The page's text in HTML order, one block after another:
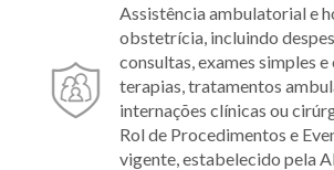
Assistência ambulatorial e
obstetrícia, incluindo
consultas, exames simples e
terapias, tratamentos
internações clínicas ou
Rol de Procedimentos e
vigente, estabelecido pela